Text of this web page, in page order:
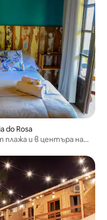
do Rosa
плажа и в центъра на